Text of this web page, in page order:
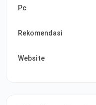
Pc
Rekomendasi
Website